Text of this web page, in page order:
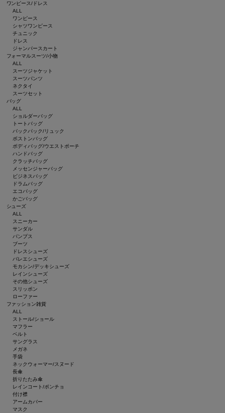
ワンピース/ドレス
ALL
ワンピース
シャツワンピース
チュニック
ドレス
ジャンパースカート
フォーマルスーツ/小物
ALL
スーツジャケット
スーツパンツ
ネクタイ
スーツセット
バッグ
ALL
ショルダーバッグ
トートバッグ
バックパック/リュック
ボストンバッグ
ボディバッグ/ウエストポーチ
ハンドバッグ
クラッチバッグ
メッセンジャーバッグ
ビジネスバッグ
ドラムバッグ
エコバッグ
かごバッグ
シューズ
ALL
スニーカー
サンダル
パンプス
ブーツ
ドレスシューズ
バレエシューズ
モカシン/デッキシューズ
レインシューズ
その他シューズ
スリッポン
ローファー
ファッション雑貨
ALL
ストール/ショール
マフラー
ベルト
サングラス
メガネ
手袋
ネックウォーマー/スヌード
長傘
折りたたみ傘
レインコート/ポンチョ
付け襟
アームカバー
マスク